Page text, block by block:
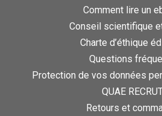
Comment lire un
Conseil scientifique
Charte d’éthique
Questions
Protection de vos données
QUAE
Retours et